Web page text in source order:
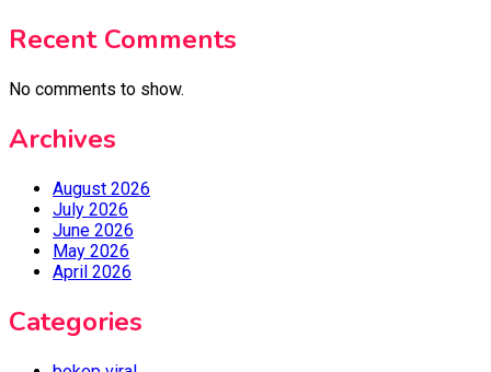
Recent Comments
No comments to show.
Archives
August 2026
July 2026
June 2026
May 2026
April 2026
Categories